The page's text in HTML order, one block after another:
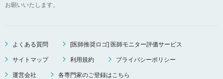
お願いいたします。
よくある質問 [医師推奨ロゴ] 医師モニター評価サービス
サイトマップ 利用規約 プライバシーポリシー
運営会社 各専門家のご登録はこちら